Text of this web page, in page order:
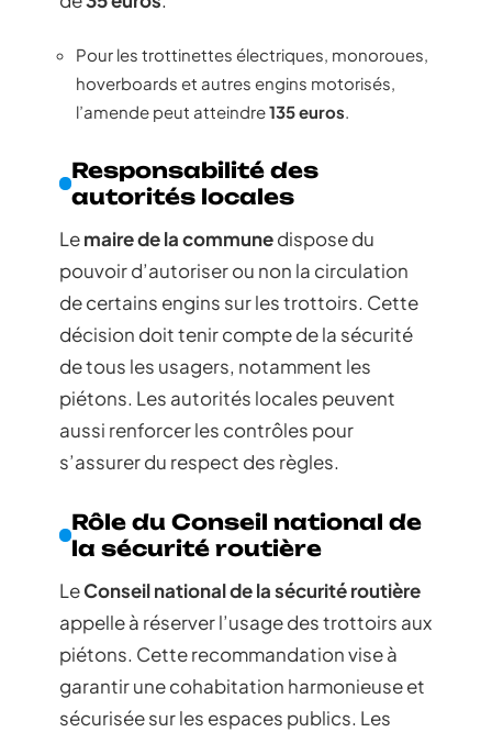
Pour les trottinettes électriques, monoroues,
hoverboards et autres engins motorisés,
l’amende peut atteindre135 euros.
Responsabilité des
autorités locales
Lemaire de la communedispose du
pouvoir d’autoriser ou non la circulation
de certains engins sur les trottoirs. Cette
décision doit tenir compte de la sécurité
de tous les usagers, notamment les
piétons. Les autorités locales peuvent
aussi renforcer les contrôles pour
s’assurer du respect des règles.
Rôle du Conseil national de
la sécurité routière
LeConseil national de la sécurité routière
appelle à réserver l’usage des trottoirs aux
piétons. Cette recommandation vise à
garantir une cohabitation harmonieuse et
sécurisée sur les espaces publics. Les